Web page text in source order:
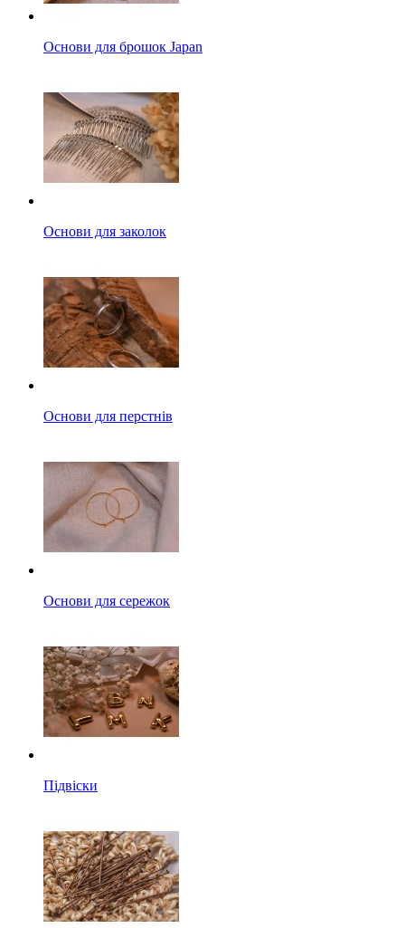
Основи для брошок Japan
Основи для заколок
Основи для перстнів
Основи для сережок
Підвіски